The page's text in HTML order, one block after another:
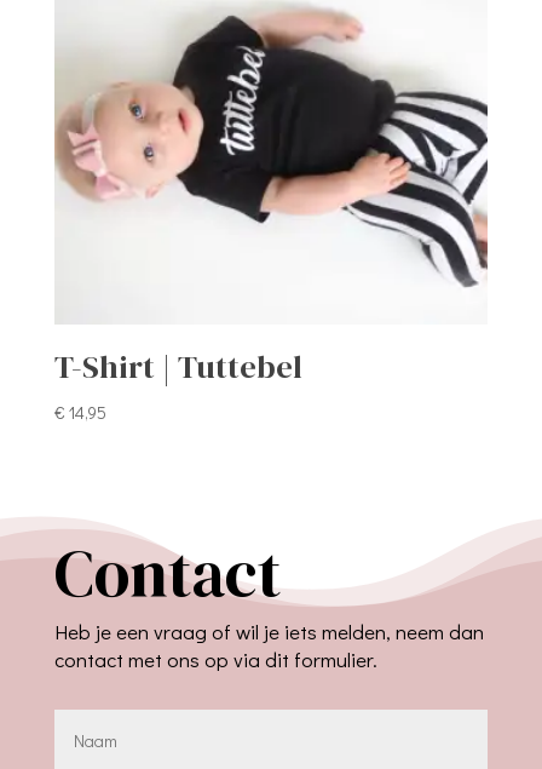
T-Shirt | Tuttebel
€ 14,95
Contact
Heb je een vraag of wil je iets melden, neem dan
contact met ons op via dit formulier.